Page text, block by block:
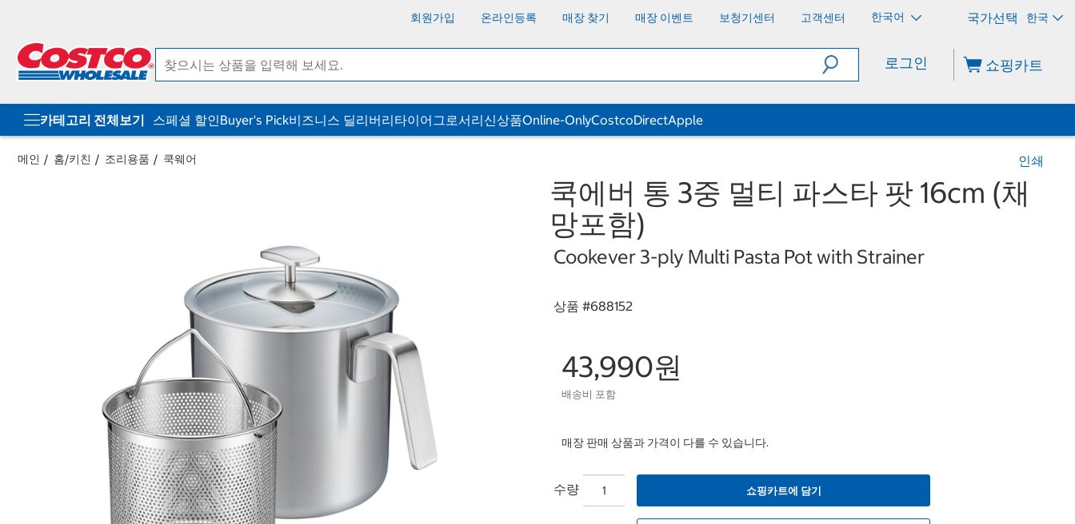
회원가입 온라인등록 매장 찾기 매장 이벤트 보청기센터 고객센터 한국어 한국
로그인 쇼핑카트
카테고리 전체보기 스페셜 할인Buyer's Pick비즈니스 딜리버리타이어그로서리신상품Online-OnlyCostcoDirectApple
메인 홈/키친 조리용품 쿡웨어 인쇄
쿡에버 통 3중 멀티 파스타 팟 16cm (채
망포함)
Cookever 3-ply Multi Pasta Pot with Strainer
상품 #688152
43,990원
배송비 포함
매장 판매 상품과 가격이 다를 수 있습니다.
수량 쇼핑카트에 담기